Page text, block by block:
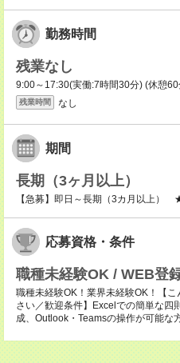
勤務時間
残業なし
9:00～17:30(実働:7時間30分) (休憩
残業時間 なし
期間
長期（3ヶ月以上）
【急募】即日～長期（3カ月以上）
応募資格・条件
職種未経験OK / WEB登
職種未経験OK！業界未経験OK！【
さい／歓迎条件】Excelでの簡単な四
成、Outlook・Teamsの操作が可能な